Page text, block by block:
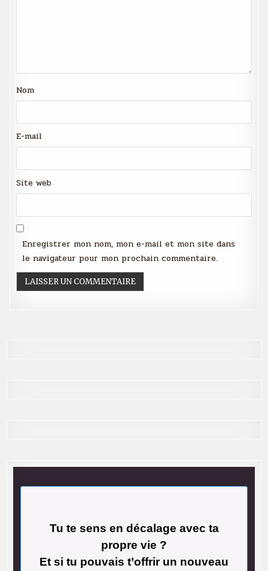
Nom
E-mail
Site web
Enregistrer mon nom, mon e-mail et mon site dans
le navigateur pour mon prochain commentaire.
Tu te sens en décalage avec ta
propre vie ?
Et si tu pouvais t’offrir un nouveau